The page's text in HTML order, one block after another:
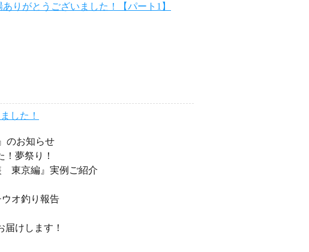
りがとうございました！【パート1】
した！
のお知らせ
夢祭り！
東京編』実例ご紹介
オ釣り報告
けします！